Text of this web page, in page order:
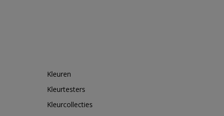
Kleuren
Kleurtesters
Kleurcollecties